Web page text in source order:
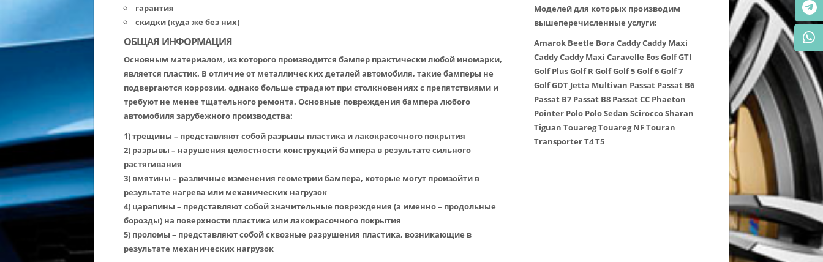
гарантия
скидки (куда же без них)
ОБЩАЯ ИНФОРМАЦИЯ
Основным материалом, из которого производится бампер практически любой иномарки,
является пластик. В отличие от металлических деталей автомобиля, такие бамперы не
подвергаются коррозии, однако больше страдают при столкновениях с препятствиями и
требуют не менее тщательного ремонта. Основные повреждения бампера любого
автомобиля зарубежного производства:
1) трещины – представляют собой разрывы пластика и лакокрасочного покрытия
2) разрывы – нарушения целостности конструкций бампера в результате сильного
растягивания
3) вмятины – различные изменения геометрии бампера, которые могут произойти в
результате нагрева или механических нагрузок
4) царапины – представляют собой значительные повреждения (а именно – продольные
борозды) на поверхности пластика или лакокрасочного покрытия
5) проломы – представляют собой сквозные разрушения пластика, возникающие в
результате механических нагрузок
Моделей для которых производим
вышеперечисленные услуги:
Amarok Beetle Bora CaddyCaddy Maxi
CaddyCaddy Maxi Caravelle EosGolf GTI
Golf PlusGolf RGolfGolf 5Golf 6Golf 7
Golf GDT Jetta Multivan Passat Passat B6
Passat B7 Passat B8 Passat CC Phaeton
Pointer Polo Polo Sedan SciroccoSharan
Tiguan TouaregTouareg NFTouran
TransporterT4T5